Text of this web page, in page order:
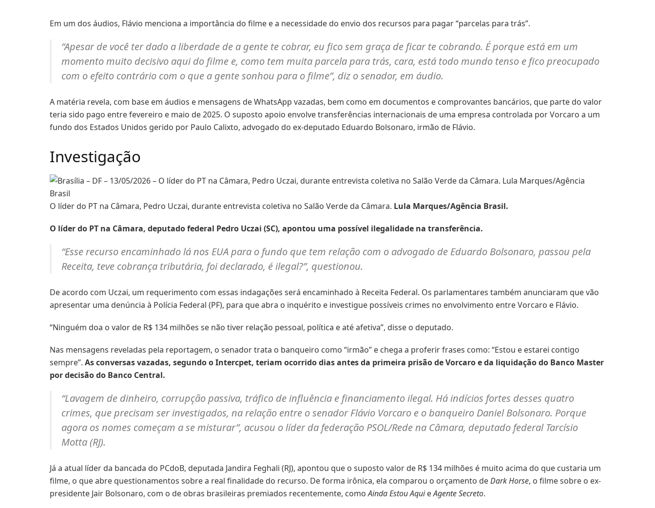
Em um dos áudios, Flávio menciona a importância do filme e a necessidade do envio dos recursos para pagar “parcelas para trás”.
“Apesar de você ter dado a liberdade de a gente te cobrar, eu fico sem graça de ficar te cobrando. É porque está em um
momento muito decisivo aqui do filme e, como tem muita parcela para trás, cara, está todo mundo tenso e fico preocupado
com o efeito contrário com o que a gente sonhou para o filme”, diz o senador, em áudio.
A matéria revela, com base em áudios e mensagens de WhatsApp vazadas, bem como em documentos e comprovantes bancários, que parte do valor
teria sido pago entre fevereiro e maio de 2025. O suposto apoio envolve transferências internacionais de uma empresa controlada por Vorcaro a um
fundo dos Estados Unidos gerido por Paulo Calixto, advogado do ex-deputado Eduardo Bolsonaro, irmão de Flávio.
Investigação
O líder do PT na Câmara, Pedro Uczai, durante entrevista coletiva no Salão Verde da Câmara. Lula Marques/Agência Brasil.
O líder do PT na Câmara, deputado federal Pedro Uczai (SC), apontou uma possível ilegalidade na transferência.
“Esse recurso encaminhado lá nos EUA para o fundo que tem relação com o advogado de Eduardo Bolsonaro, passou pela
Receita, teve cobrança tributária, foi declarado, é ilegal?”, questionou.
De acordo com Uczai, um requerimento com essas indagações será encaminhado à Receita Federal. Os parlamentares também anunciaram que vão
apresentar uma denúncia à Polícia Federal (PF), para que abra o inquérito e investigue possíveis crimes no envolvimento entre Vorcaro e Flávio.
“Ninguém doa o valor de R$ 134 milhões se não tiver relação pessoal, política e até afetiva”, disse o deputado.
Nas mensagens reveladas pela reportagem, o senador trata o banqueiro como “irmão” e chega a proferir frases como: “Estou e estarei contigo
sempre”. As conversas vazadas, segundo o Intercpet, teriam ocorrido dias antes da primeira prisão de Vorcaro e da liquidação do Banco Master
por decisão do Banco Central.
“Lavagem de dinheiro, corrupção passiva, tráfico de influência e financiamento ilegal. Há indícios fortes desses quatro
crimes, que precisam ser investigados, na relação entre o senador Flávio Vorcaro e o banqueiro Daniel Bolsonaro. Porque
agora os nomes começam a se misturar”, acusou o líder da federação PSOL/Rede na Câmara, deputado federal Tarcísio
Motta (RJ).
Já a atual líder da bancada do PCdoB, deputada Jandira Feghali (RJ), apontou que o suposto valor de R$ 134 milhões é muito acima do que custaria um
filme, o que abre questionamentos sobre a real finalidade do recurso. De forma irônica, ela comparou o orçamento deDark Horse, o filme sobre o ex-
presidente Jair Bolsonaro, com o de obras brasileiras premiados recentemente, comoAinda Estou AquieAgente Secreto.